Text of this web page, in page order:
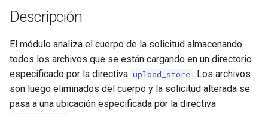
ini
injection
iputils
Descripción
El módulo analiza el cuerpo de la solicitud almacenando
todos los archivos que se están cargando en un directorio
especificado por la directiva upload_store . Los archivos
son luego eliminados del cuerpo y la solicitud alterada se
pasa a una ubicación especificada por la directiva